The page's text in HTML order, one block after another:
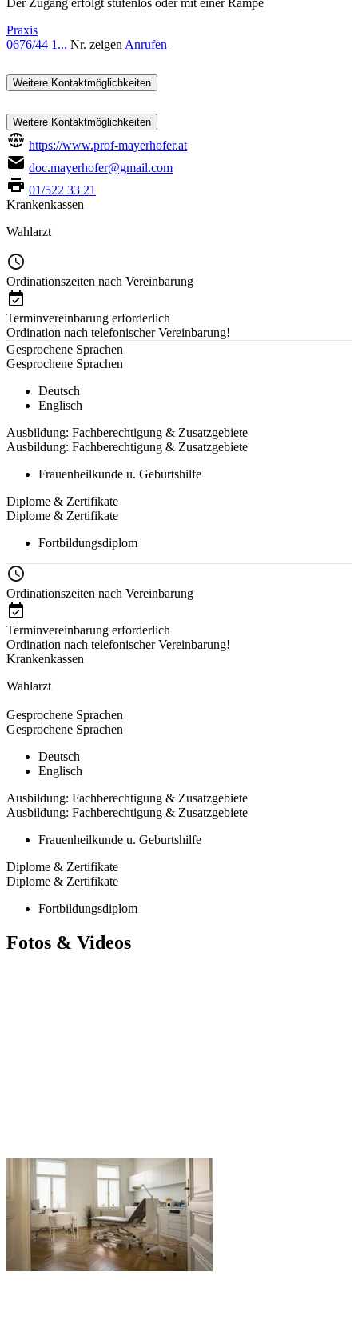
Praxis
0676/44 1... Nr. zeigen Anrufen
Weitere Kontaktmöglichkeiten
Weitere Kontaktmöglichkeiten
https://www.prof-mayerhofer.at
doc.mayerhofer@gmail.com
01/522 33 21
Krankenkassen
Wahlarzt
Ordinationszeiten nach Vereinbarung
Terminvereinbarung erforderlich
Ordination nach telefonischer Vereinbarung!
Gesprochene Sprachen
Gesprochene Sprachen
Deutsch
Englisch
Ausbildung: Fachberechtigung & Zusatzgebiete
Ausbildung: Fachberechtigung & Zusatzgebiete
Frauenheilkunde u. Geburtshilfe
Diplome & Zertifikate
Diplome & Zertifikate
Fortbildungsdiplom
Ordinationszeiten nach Vereinbarung
Terminvereinbarung erforderlich
Ordination nach telefonischer Vereinbarung!
Krankenkassen
Wahlarzt
Gesprochene Sprachen
Gesprochene Sprachen
Deutsch
Englisch
Ausbildung: Fachberechtigung & Zusatzgebiete
Ausbildung: Fachberechtigung & Zusatzgebiete
Frauenheilkunde u. Geburtshilfe
Diplome & Zertifikate
Diplome & Zertifikate
Fortbildungsdiplom
Fotos & Videos